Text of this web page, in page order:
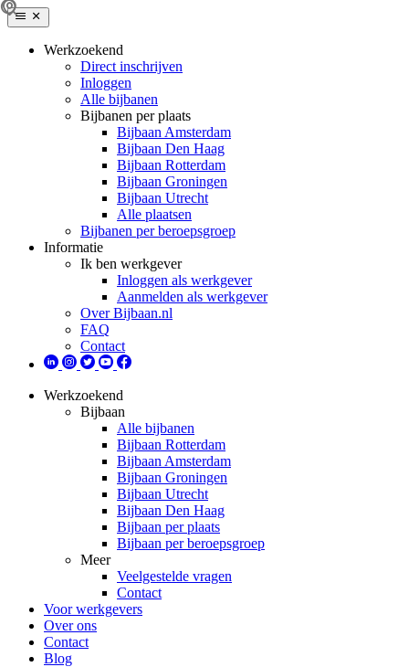
Werkzoekend
Direct inschrijven
Inloggen
Alle bijbanen
Bijbanen per plaats
Bijbaan Amsterdam
Bijbaan Den Haag
Bijbaan Rotterdam
Bijbaan Groningen
Bijbaan Utrecht
Alle plaatsen
Bijbanen per beroepsgroep
Informatie
Ik ben werkgever
Inloggen als werkgever
Aanmelden als werkgever
Over Bijbaan.nl
FAQ
Contact
Werkzoekend
Bijbaan
Alle bijbanen
Bijbaan Rotterdam
Bijbaan Amsterdam
Bijbaan Groningen
Bijbaan Utrecht
Bijbaan Den Haag
Bijbaan per plaats
Bijbaan per beroepsgroep
Meer
Veelgestelde vragen
Contact
Voor werkgevers
Over ons
Contact
Blog